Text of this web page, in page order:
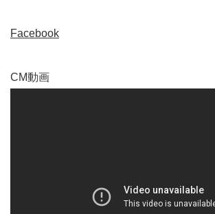
Facebook
CM動画